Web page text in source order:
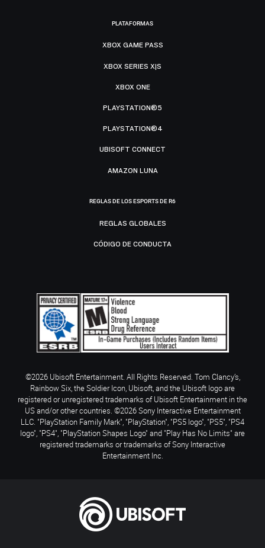
PLATAFORMAS
XBOX GAME PASS
XBOX SERIES X|S
XBOX ONE
PLAYSTATION®5
PLAYSTATION®4
UBISOFT CONNECT
AMAZON LUNA
REGLAS DE LOS ESPORTS DE R6
REGLAS GLOBALES
CÓDIGO DE CONDUCTA
©2026 Ubisoft Entertainment. All Rights Reserved. Tom Clancy’s,
Rainbow Six, the Soldier Icon, Ubisoft, and the Ubisoft logo are
registered or unregistered trademarks of Ubisoft Entertainment in the
US and/or other countries. ©2026 Sony Interactive Entertainment
LLC. "PlayStation Family Mark", "PlayStation", "PS5 logo", "PS5", "PS4
logo", "PS4", "PlayStation Shapes Logo" and "Play Has No Limits" are
registered trademarks or trademarks of Sony Interactive
Entertainment Inc.